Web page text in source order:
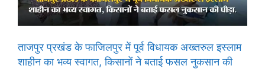
ताजपुर प्रखंड के फाजिलपुर में पूर्व विधायक अख्तरुल इस्लाम
शाहीन का भव्य स्वागत, किसानों ने बताई फसल नुकसान की